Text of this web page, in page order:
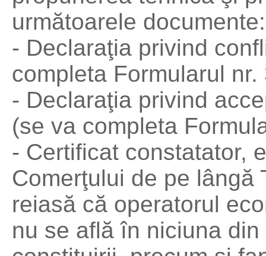
următoarele documente:
- Declaraţia privind
completa Formularul nr.
- Declaraţia privind
(se va completa
- Certificat constatator,
Comerţului de pe lângă
reiasă că operatorul
nu se află în niciuna